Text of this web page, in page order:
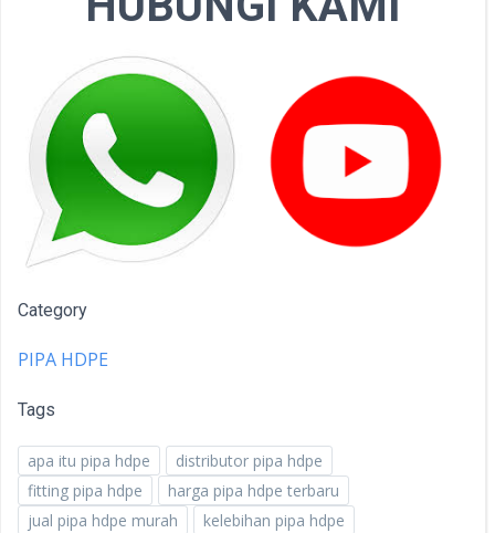
Category
PIPA HDPE
Tags
apa itu pipa hdpe
distributor pipa hdpe
fitting pipa hdpe
harga pipa hdpe terbaru
jual pipa hdpe murah
kelebihan pipa hdpe